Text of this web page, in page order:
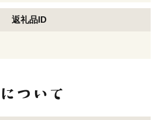
返礼品ID